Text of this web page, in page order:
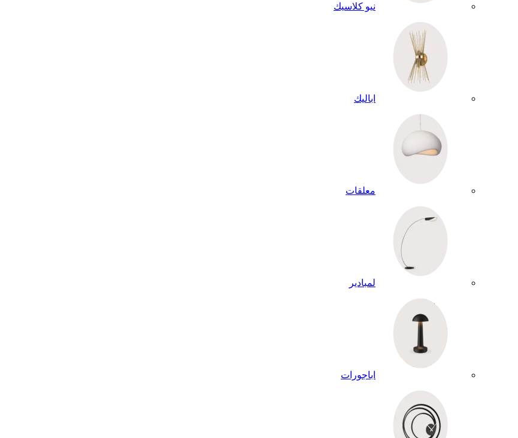
نيو كلاسيك
اباليك
معلقات
لمبادير
اباجورات